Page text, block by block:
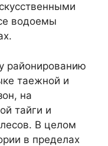
водоемы
районированию
таежной и
на
тайги и
В целом
в пределах